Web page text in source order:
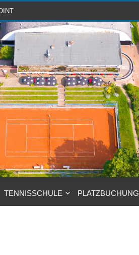
TENNISSCHULE PLATZBUCHUNG